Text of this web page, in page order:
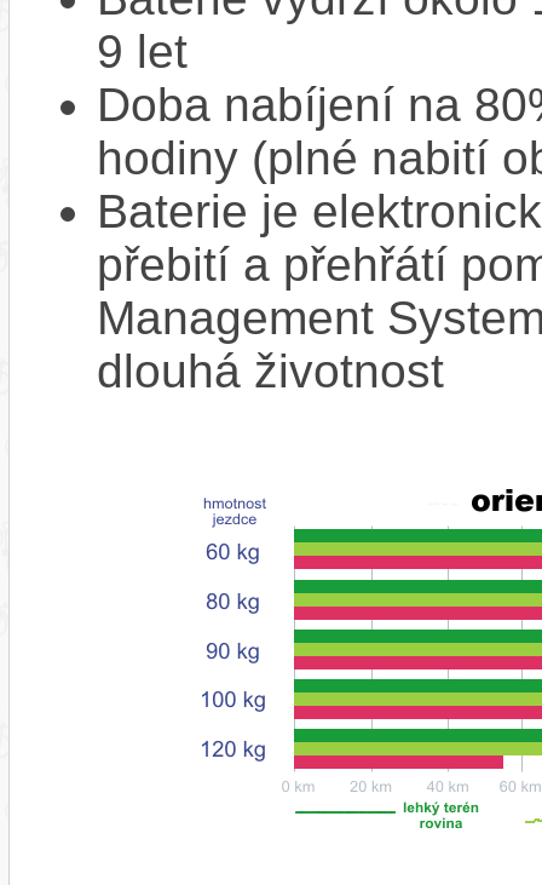
9 let
Doba nabíjení na
hodiny (plné nabití
Baterie je
přebití a přehřátí
Management
dlouhá životnost